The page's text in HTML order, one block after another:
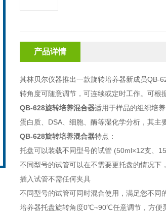
产品详情
其林贝尔仪器推出一款旋转培养器新成员QB-
转角度可随意调节，可连续或定时工作。可根
QB-628旋转培养混合器适用于样品的组织培
蛋白质、DSA、细胞、酶等湿化学分析，其主
QB-628旋转培养混合器特点：
托盘可以装载不同型号的试管 (50ml×12支、
不同型号的试管可以在不需要更托盘的情况下
插入试管不需任何夹具
不同型号的试管可同时混合使用，满足您不同
培养器托盘旋转角度0℃~90℃任意调节，方便